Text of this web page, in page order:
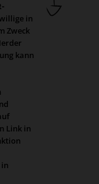
in
Zweck
kann
Link in